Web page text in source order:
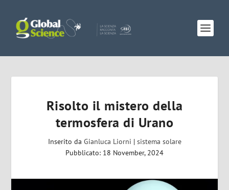
Risolto il mistero della
termosfera di Urano
Inserito da Gianluca Liorni | sistema solare
Pubblicato: 18 November, 2024